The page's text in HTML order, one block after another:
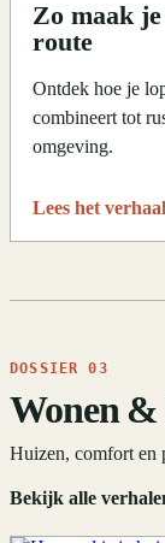
Zo maak
route
Ontdek hoe je
combineert tot
omgeving.
Lees het verhaal
DOSSIER 03
Wonen
Huizen, comfort en
Bekijk alle